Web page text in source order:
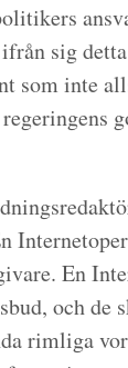
sig
som inte
En
och de
rimliga